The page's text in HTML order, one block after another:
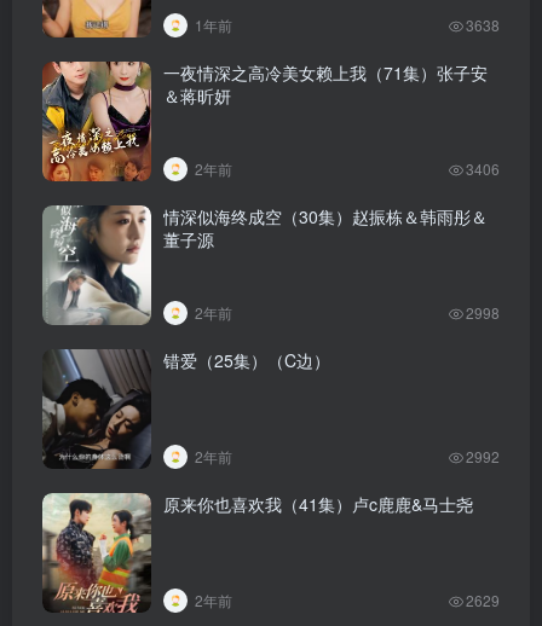
1年前 3638
一夜情深之高冷美女赖上我（71集）张子安
＆蒋昕妍
2年前 3406
情深似海终成空（30集）赵振栋＆韩雨彤＆
董子源
2年前 2998
错爱（25集）（C边）
2年前 2992
原来你也喜欢我（41集）卢c鹿鹿&马士尧
2年前 2629